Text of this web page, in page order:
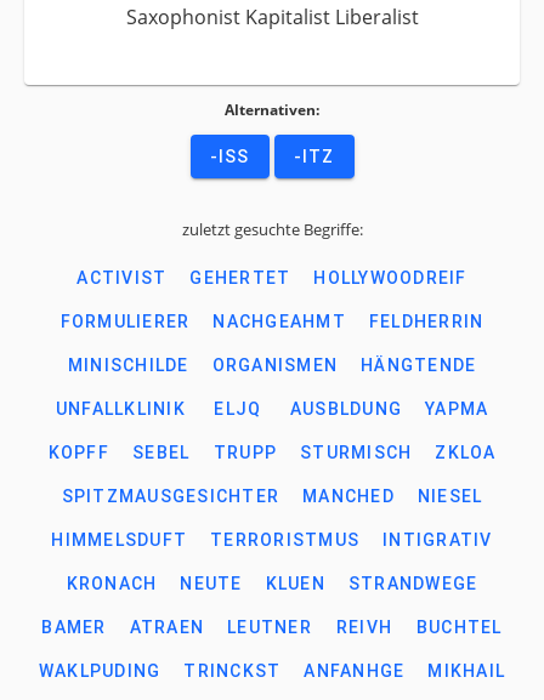
Saxophonist Kapitalist Liberalist
Alternativen:
-ISS -ITZ
zuletzt gesuchte Begriffe:
ACTIVIST GEHERTET HOLLYWOODREIF
FORMULIERER NACHGEAHMT FELDHERRIN
MINISCHILDE ORGANISMEN HÄNGTENDE
UNFALLKLINIK ELJQ AUSBLDUNG YAPMA
KOPFF SEBEL TRUPP STURMISCH ZKLOA
SPITZMAUSGESICHTER MANCHED NIESEL
HIMMELSDUFT TERRORISTMUS INTIGRATIV
KRONACH NEUTE KLUEN STRANDWEGE
BAMER ATRAEN LEUTNER REIVH BUCHTEL
WAKLPUDING TRINCKST ANFANHGE MIKHAIL